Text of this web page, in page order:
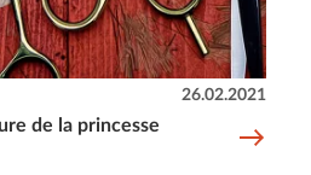
de la princesse
26.02.2021